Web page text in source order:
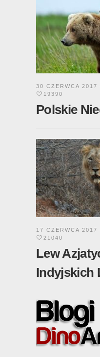
30 CZERWCA 2017
19390
Polskie
17 CZERWCA 2017
21040
Lew
Indyjskich